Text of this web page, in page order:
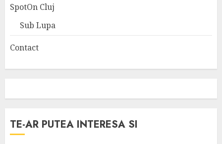
SpotOn Cluj
Sub Lupa
Contact
TE-AR PUTEA INTERESA SI